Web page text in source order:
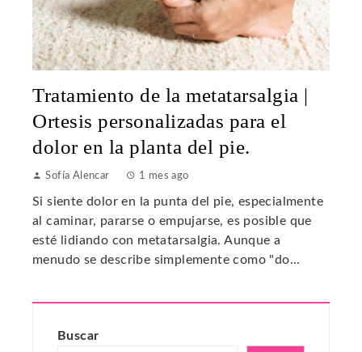
Tratamiento de la metatarsalgia |
Ortesis personalizadas para el
dolor en la planta del pie.
Sofía Alencar 1 mes ago
Si siente dolor en la punta del pie, especialmente
al caminar, pararse o empujarse, es posible que
esté lidiando con metatarsalgia. Aunque a
menudo se describe simplemente como "do...
Buscar